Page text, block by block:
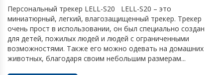
Персональный трекер LELL-S20 LELL-S20 – это
миниатюрный, легкий, влагозащищенный трекер. Трекер
очень прост в использовании, он был специально создан
для детей, пожилых людей и людей с ограниченными
возможностями. Также его можно одевать на домашних
животных, благодаря своим небольшим размерам...